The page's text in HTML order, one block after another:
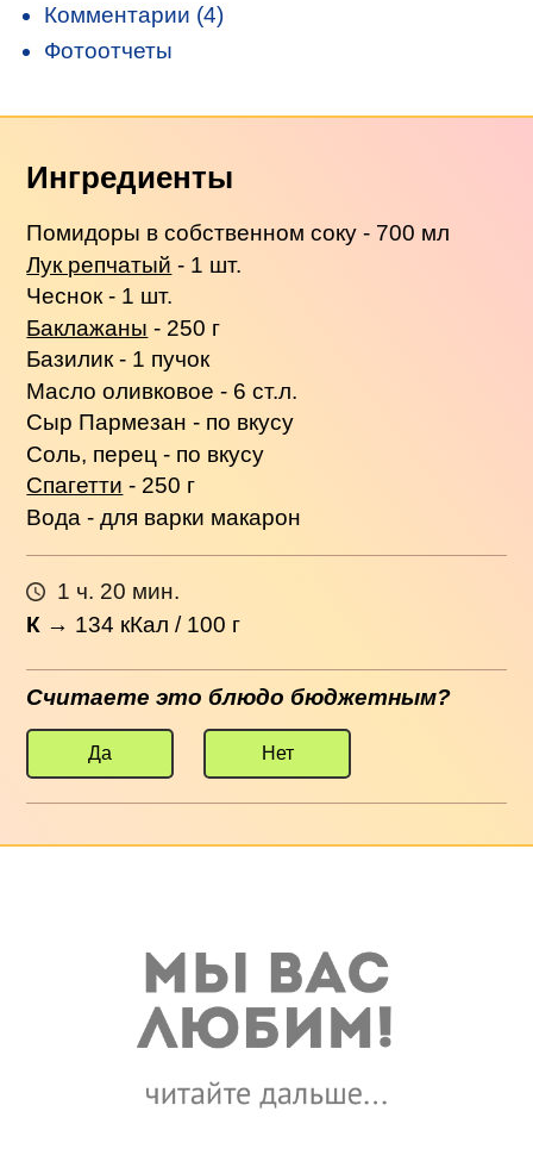
Комментарии (4)
Фотоотчеты
Ингредиенты
Помидоры в собственном соку - 700 мл
Лук репчатый - 1 шт.
Чеснок - 1 шт.
Баклажаны - 250 г
Базилик - 1 пучок
Масло оливковое - 6 ст.л.
Сыр Пармезан - по вкусу
Соль, перец - по вкусу
Спагетти - 250 г
Вода - для варки макарон
1 ч. 20 мин.
К → 134 кКал / 100 г
Считаете это блюдо бюджетным?
Да Нет